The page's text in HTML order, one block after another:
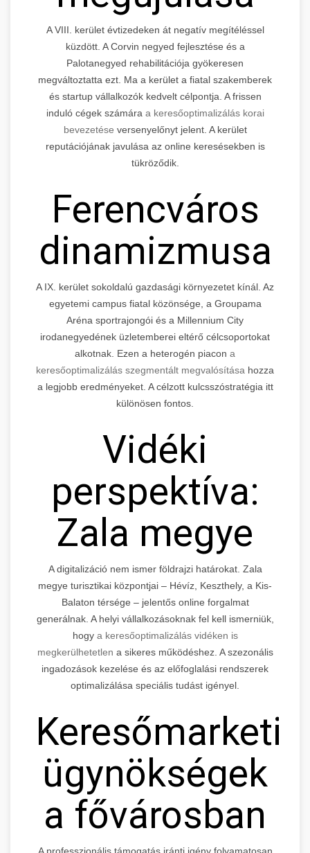
A VIII. kerület évtizedeken át negatív megítéléssel
küzdött. A Corvin negyed fejlesztése és a
Palotanegyed rehabilitációja gyökeresen
megváltoztatta ezt. Ma a kerület a fiatal szakemberek
és startup vállalkozók kedvelt célpontja. A frissen
induló cégek számára a keresőoptimalizálás korai
bevezetése versenyelőnyt jelent. A kerület
reputációjának javulása az online keresésekben is
tükröződik.
Ferencváros
dinamizmusa
A IX. kerület sokoldalú gazdasági környezetet kínál. Az
egyetemi campus fiatal közönsége, a Groupama
Aréna sportrajongói és a Millennium City
irodanegyedének üzletemberei eltérő célcsoportokat
alkotnak. Ezen a heterogén piacon a
keresőoptimalizálás szegmentált megvalósítása hozza
a legjobb eredményeket. A célzott kulcsszóstratégia itt
különösen fontos.
Vidéki
perspektíva:
Zala megye
A digitalizáció nem ismer földrajzi határokat. Zala
megye turisztikai központjai – Hévíz, Keszthely, a Kis-
Balaton térsége – jelentős online forgalmat
generálnak. A helyi vállalkozásoknak fel kell ismerniük,
hogy a keresőoptimalizálás vidéken is
megkerülhetetlen a sikeres működéshez. A szezonális
ingadozások kezelése és az előfoglalási rendszerek
optimalizálása speciális tudást igényel.
ügynökségek
a fővárosban
A professzionális támogatás iránti igény folyamatosan